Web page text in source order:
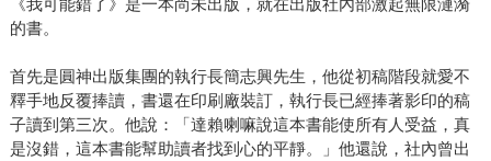
的書。
首先是圓神出版集團的執行長簡志興先生，他從初稿階段就愛不
釋手地反覆捧讀，書還在印刷廠裝訂，執行長已經捧著影印的稿
子讀到第三次。他說：「達賴喇嘛說這本書能使所有人受益，真
是沒錯，這本書能幫助讀者找到心的平靜。」他還說，社內曾出